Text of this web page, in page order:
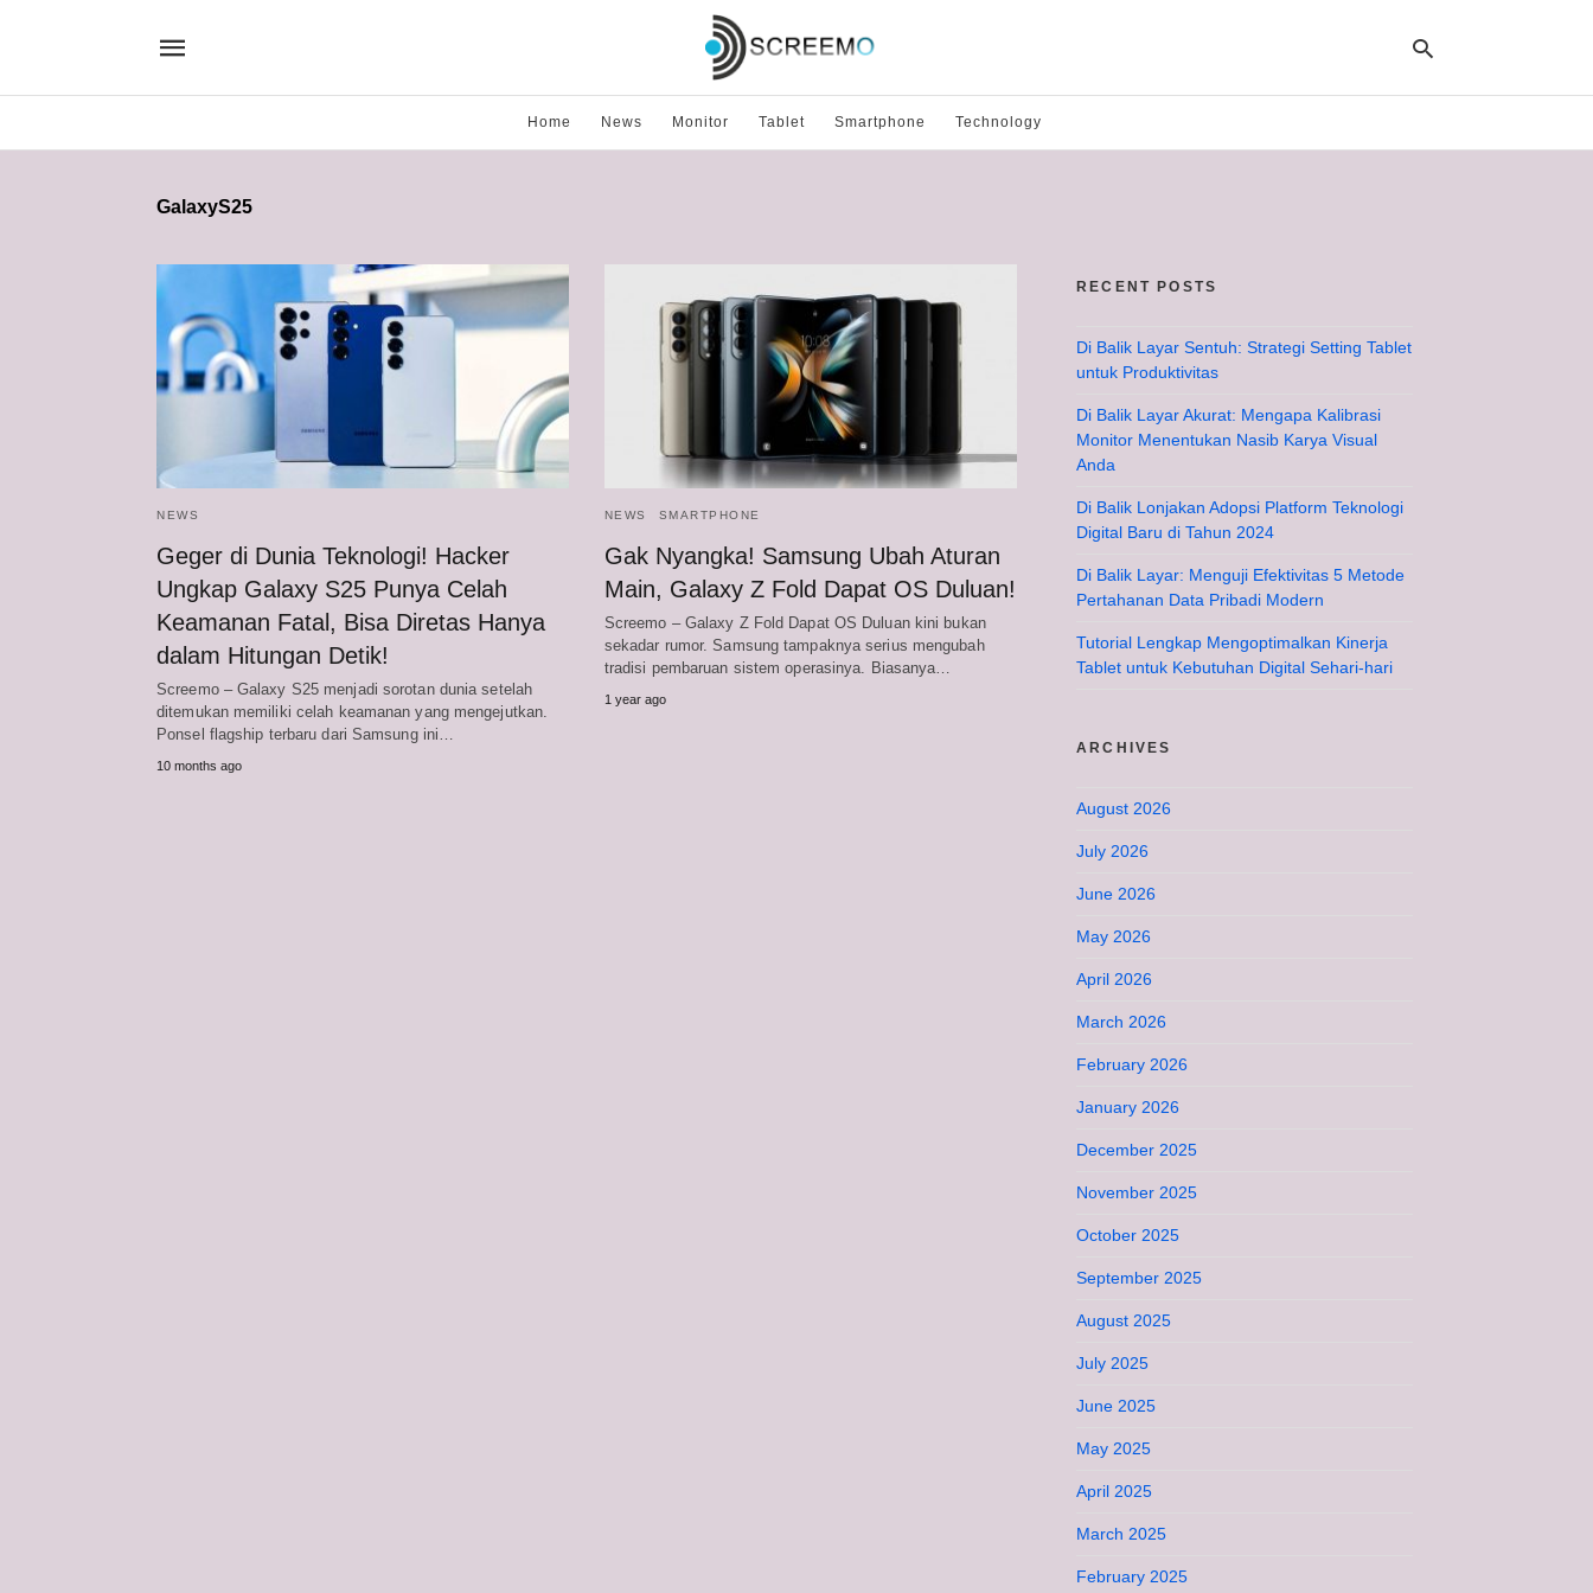
Home News Monitor Tablet Smartphone Technology
GalaxyS25
NEWS
Geger di Dunia Teknologi! Hacker
Ungkap Galaxy S25 Punya Celah
Keamanan Fatal, Bisa Diretas Hanya
dalam Hitungan Detik!
Screemo – Galaxy S25 menjadi sorotan dunia setelah
ditemukan memiliki celah keamanan yang mengejutkan.
Ponsel flagship terbaru dari Samsung ini…
10 months ago
NEWS SMARTPHONE
Gak Nyangka! Samsung Ubah Aturan
Main, Galaxy Z Fold Dapat OS Duluan!
Screemo – Galaxy Z Fold Dapat OS Duluan kini bukan
sekadar rumor. Samsung tampaknya serius mengubah
tradisi pembaruan sistem operasinya. Biasanya…
1 year ago
RECENT POSTS
Di Balik Layar Sentuh: Strategi Setting Tablet
untuk Produktivitas
Di Balik Layar Akurat: Mengapa Kalibrasi
Monitor Menentukan Nasib Karya Visual
Anda
Di Balik Lonjakan Adopsi Platform Teknologi
Digital Baru di Tahun 2024
Di Balik Layar: Menguji Efektivitas 5 Metode
Pertahanan Data Pribadi Modern
Tutorial Lengkap Mengoptimalkan Kinerja
Tablet untuk Kebutuhan Digital Sehari-hari
ARCHIVES
August 2026
July 2026
June 2026
May 2026
April 2026
March 2026
February 2026
January 2026
December 2025
November 2025
October 2025
September 2025
August 2025
July 2025
June 2025
May 2025
April 2025
March 2025
February 2025